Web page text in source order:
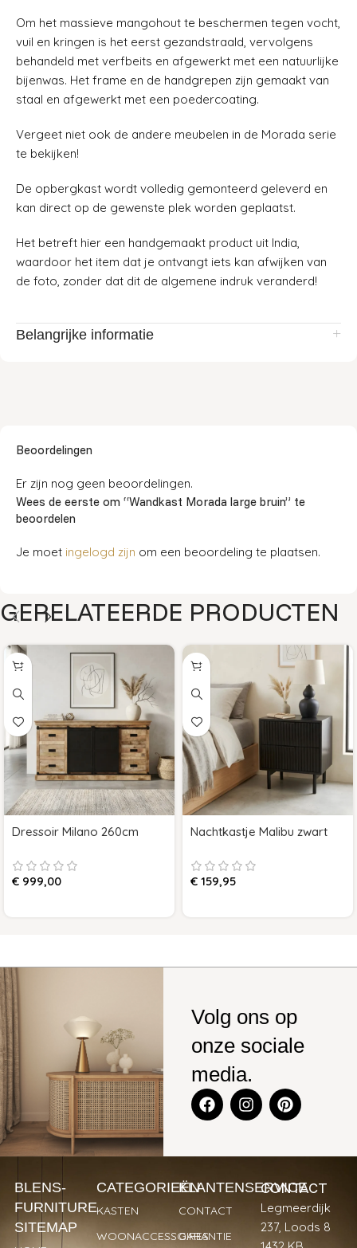
Om het massieve mangohout te beschermen tegen vocht,
vuil en kringen is het eerst gezandstraald, vervolgens
behandeld met verfbeits en afgewerkt met een natuurlijke
bijenwas. Het frame en de handgrepen zijn gemaakt van
staal en afgewerkt met een poedercoating.
Vergeet niet ook de andere meubelen in de Morada serie
te bekijken!
De opbergkast wordt volledig gemonteerd geleverd en
kan direct op de gewenste plek worden geplaatst.
Het betreft hier een handgemaakt product uit India,
waardoor het item dat je ontvangt iets kan afwijken van
de foto, zonder dat dit de algemene indruk veranderd!
Belangrijke informatie
Beoordelingen
Er zijn nog geen beoordelingen.
Wees de eerste om “Wandkast Morada large bruin” te
beoordelen
Je moet ingelogd zijn om een beoordeling te plaatsen.
GERELATEERDE PRODUCTEN
Dressoir Milano 260cm
€ 999,00
Nachtkastje Malibu zwart
€ 159,95
Volg ons op
onze sociale
media.
BLENS-
FURNITURE
SITEMAP
CATEGORIEËN
KASTEN
WOONACCESSOIRES
KLANTENSERVICE
CONTACT
GARANTIE
CONTACT
Legmeerdijk
237, Loods 8